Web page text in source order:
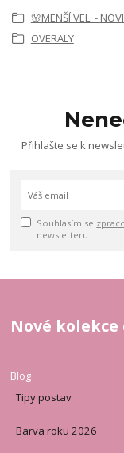
🌸MENŠÍ VEL. -
OVERALY
Přihlašte se k
Souhlasím se
newsletteru.
Nové
Blog
Tipy postav
Barva roku 2026